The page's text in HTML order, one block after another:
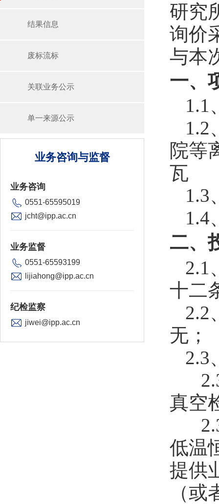
结果信息
废标流标
关联业务公示
单一来源公示
业务咨询与监督
业务咨询
0551-65595019
jcht@ipp.ac.cn
业务监督
0551-65593199
lijiahong@ipp.ac.cn
纪检监察
jiwei@ipp.ac.cn
研究
询价
与本
一、
1.2
院等
瓦
1.3
1.4
二、
2.1
十二
2.2
无；
2.3
真空
低温
提供
（